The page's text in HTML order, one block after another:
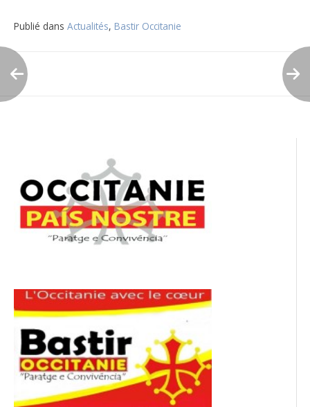
Publié dans Actualités, Bastir Occitanie
Navigation
de